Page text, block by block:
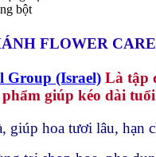
bột
FLOWER
Group (Israel) Là tập
phẩm giúp kéo dài
hoa tươi lâu, hạn